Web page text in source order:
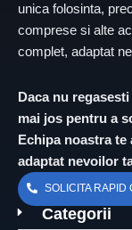
unica folosinta,
comprese si alte
complet, adaptat
Daca nu
mai jos pentru a
Echipa noastra
adaptat nevoilor
SOLICITA RAPID
Categorii